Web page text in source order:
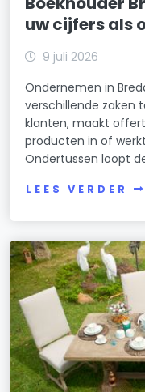
uw cijfers als
9 juli 2026
Ondernemen in
verschillende zaken
klanten, maakt
producten in of
Ondertussen loopt
LEES VERDER